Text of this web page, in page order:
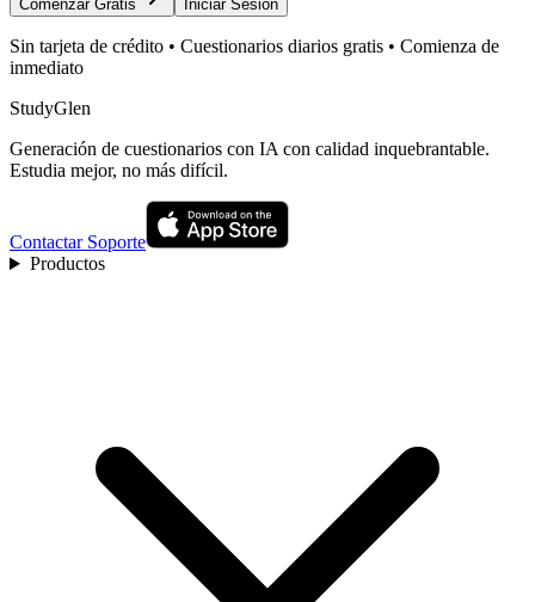
Comenzar Gratis Iniciar Sesión
Sin tarjeta de crédito • Cuestionarios diarios gratis • Comienza de
inmediato
StudyGlen
Generación de cuestionarios con IA con calidad inquebrantable.
Estudia mejor, no más difícil.
Contactar Soporte
Productos